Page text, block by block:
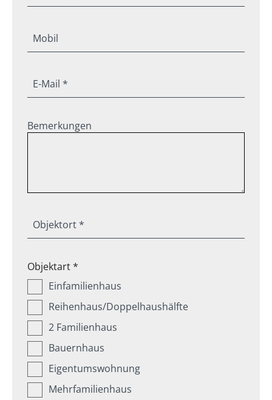
Mobil
E-Mail *
Bemerkungen
Objektort *
Objektart *
Einfamilienhaus
Reihenhaus/Doppelhaushälfte
2 Familienhaus
Bauernhaus
Eigentumswohnung
Mehrfamilienhaus